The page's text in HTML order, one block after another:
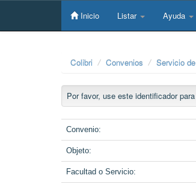
Skip
Inicio Listar Ayuda
Colibri Convenios Servicio
Por favor, use este identificador
Convenio:
Objeto:
Facultad o Servicio: